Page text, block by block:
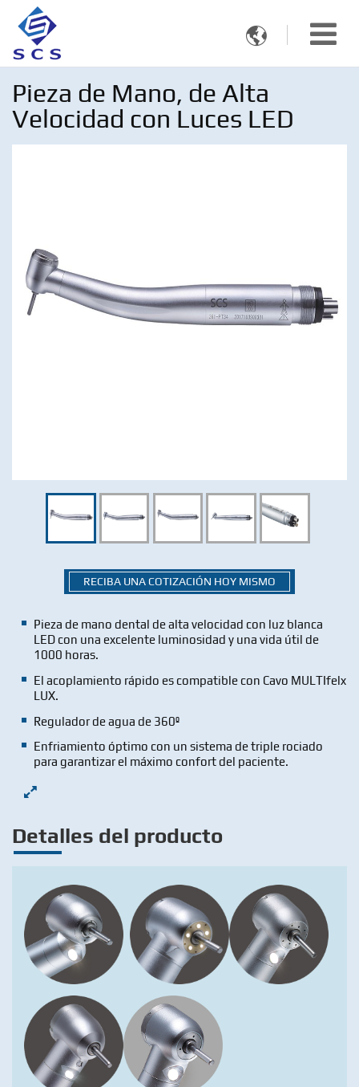

Pieza de Mano, de Alta
Velocidad con Luces LED
RECIBA UNA COTIZACIÓN HOY MISMO
Pieza de mano dental de alta velocidad con luz blanca
LED con una excelente luminosidad y una vida útil de
1000 horas.
El acoplamiento rápido es compatible con Cavo MULTIfelx
LUX.
Regulador de agua de 360º
Enfriamiento óptimo con un sistema de triple rociado
para garantizar el máximo confort del paciente.
Detalles del producto